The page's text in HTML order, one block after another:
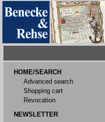
HOME/SEARCH
Advanced search
Shopping cart
Revocation
NEWSLETTER